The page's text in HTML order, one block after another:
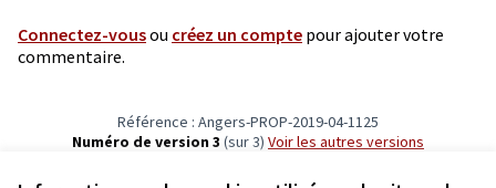
Connectez-vousou créez un compte pour ajouter votre
commentaire.
Référence : Angers-PROP-2019-04-1125
Numéro de version 3 (sur 3)
voir les autres versions